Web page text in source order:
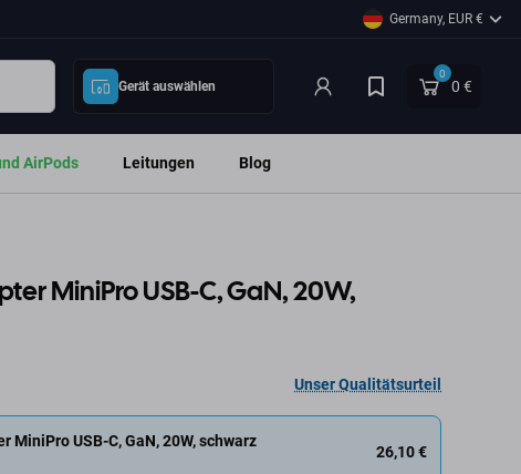
Germany, EUR €
Gerät auswählen
0
0 €
AirPods Leitungen Blog
MiniPro USB-C, GaN, 20W,
Unser Qualitätsurteil
MiniPro USB-C, GaN, 20W, schwarz
26,10 €